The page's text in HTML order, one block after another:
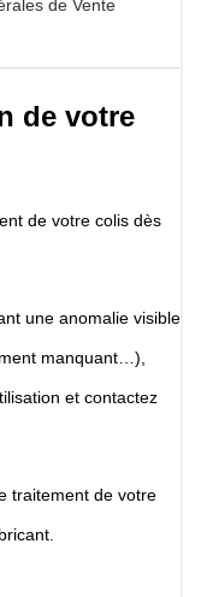
de Vente
de votre
de votre colis dès
une anomalie visible
manquant…),
et contactez
traitement de votre